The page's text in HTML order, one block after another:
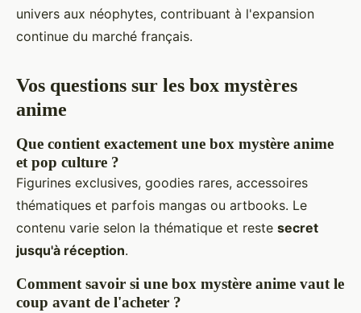
univers aux néophytes, contribuant à l'expansion
continue du marché français.
Vos questions sur les box mystères
anime
Que contient exactement une box mystère anime
et pop culture ?
Figurines exclusives, goodies rares, accessoires
thématiques et parfois mangas ou artbooks. Le
contenu varie selon la thématique et reste secret
jusqu'à réception.
Comment savoir si une box mystère anime vaut le
coup avant de l'acheter ?